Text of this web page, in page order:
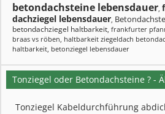
betondachsteine lebensdauer,
dachziegel lebensdauer,
betondachziegel haltbarkeit, frankfurter
braas vs röben, haltbarkeit ziegeldach
haltbarkeit, betonziegel lebensdauer
Tonziegel oder Betondachsteine ? -
Tonziegel Kabeldurchführung